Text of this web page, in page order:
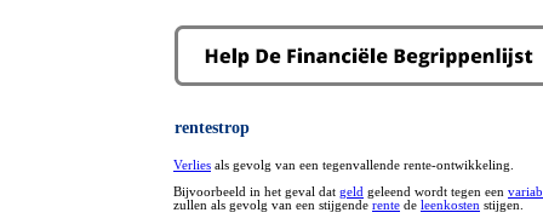
rentestrop
Verlies als gevolg van een tegenvallende rente-ontwikkeling.
Bijvoorbeeld in het geval dat geld geleend wordt tegen een
zullen als gevolg van een stijgende rente de leenkosten stijgen.